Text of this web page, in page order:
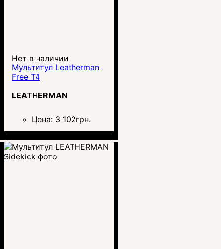
Нет в наличии
Мультитул Leatherman
Free T4
LEATHERMAN
Цена: 3 102грн.